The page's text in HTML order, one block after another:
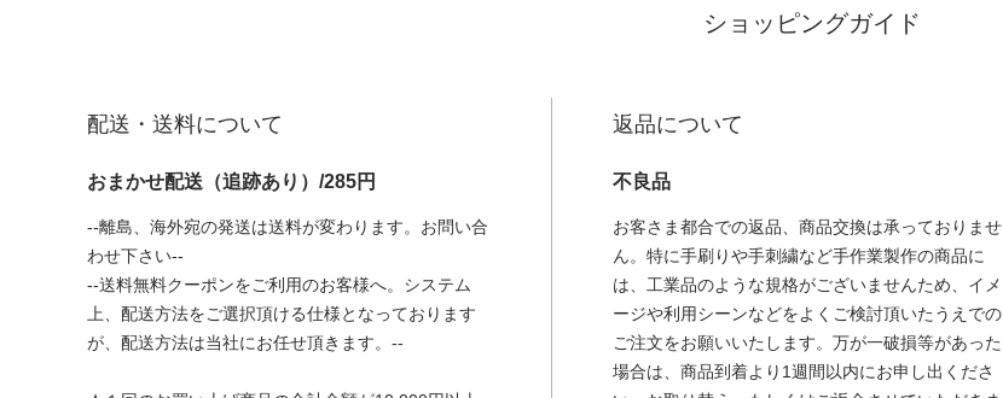
ショッピングガイド
配送・送料について
おまかせ配送（追跡あり）/285円
--離島、海外宛の発送は送料が変わります。お問い合
わせ下さい--
--送料無料クーポンをご利用のお客様へ。システム
上、配送方法をご選択頂ける仕様となっております
が、配送方法は当社にお任せ頂きます。--
返品について
不良品
お客さま都合での返品、商品交換は承っておりませ
ん。特に手刷りや手刺繍など手作業製作の商品に
は、工業品のような規格がございませんため、イメ
ージや利用シーンなどをよくご検討頂いたうえでの
ご注文をお願いいたします。万が一破損等があった
場合は、商品到着より1週間以内にお申し出くださ